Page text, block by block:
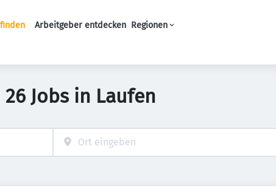
Arbeitgeber entdecken Regionen
26 Jobs in Laufen